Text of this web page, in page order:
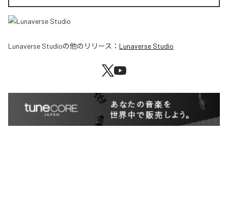
Lunaverse Studioの他のリリース： Lunaverse Studio